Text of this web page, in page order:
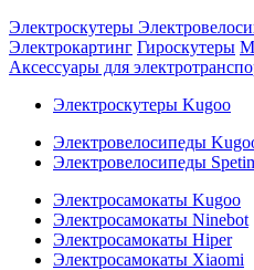
Электроскутеры
Электрокартинг Гироскутеры
Аксессуары для
Электроскутеры Kugoo
Электровелосипеды
Электровелосипеды
Электросамокаты Kugoo
Электросамокаты Ninebot
Электросамокаты Hiper
Электросамокаты Xiaomi